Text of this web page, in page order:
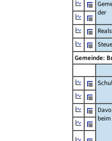
der
Gemeinde:
beim